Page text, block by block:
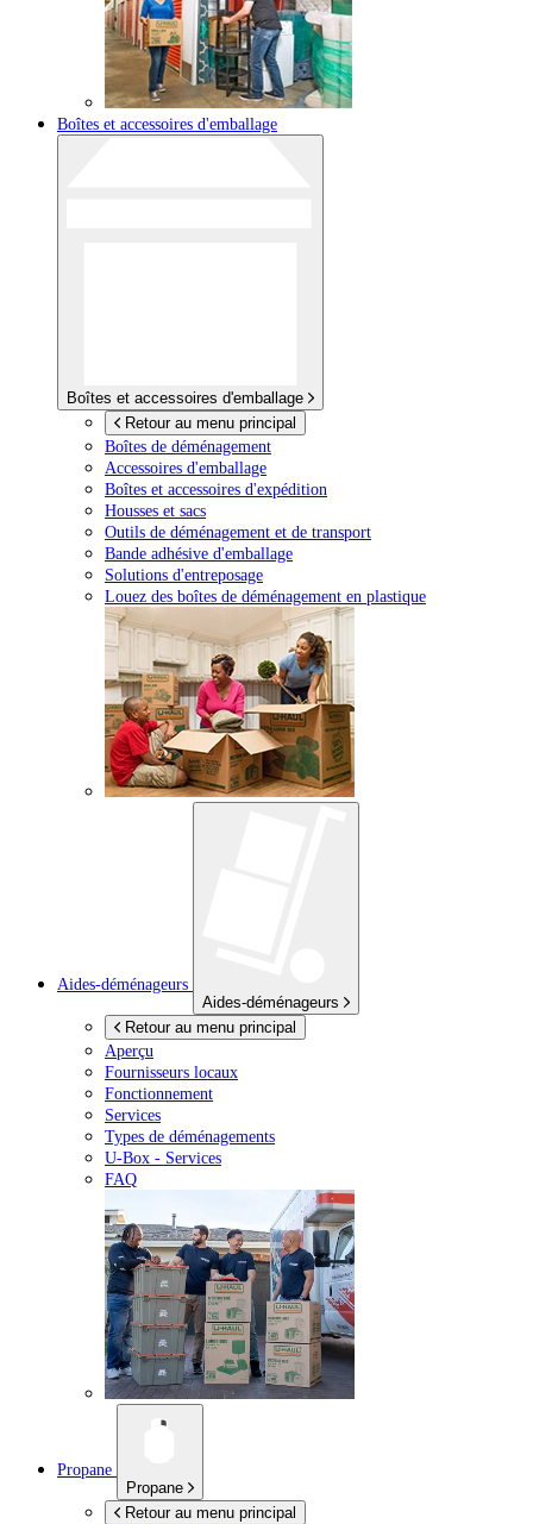
Boîtes et accessoires d'emballage
Boîtes et accessoires d'emballage
Retour au menu principal
Boîtes de déménagement
Accessoires d'emballage
Boîtes et accessoires d'expédition
Housses et sacs
Outils de déménagement et de transport
Bande adhésive d'emballage
Solutions d'entreposage
Louez des boîtes de déménagement en plastique
Aides-déménageurs
Aides-déménageurs
Retour au menu principal
Aperçu
Fournisseurs locaux
Fonctionnement
Services
Types de déménagements
U-Box - Services
FAQ
Propane
Propane
Retour au menu principal